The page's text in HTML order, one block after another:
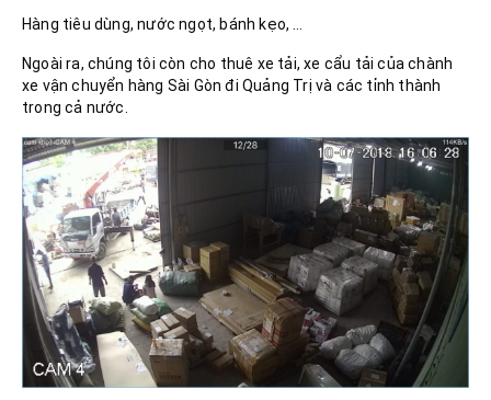
Hàng tiêu dùng, nước ngọt, bánh kẹo, …
Ngoài ra, chúng tôi còn cho thuê xe tải, xe cẩu tải của chành
xe vận chuyển hàng Sài Gòn đi Quảng Trị và các tỉnh thành
trong cả nước.